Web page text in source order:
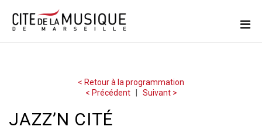
< Retour à la programmation
< Précédent| Suivant >
JAZZ’N CITÉ